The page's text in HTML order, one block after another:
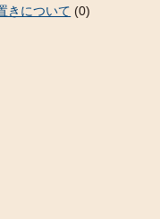
きについて (0)